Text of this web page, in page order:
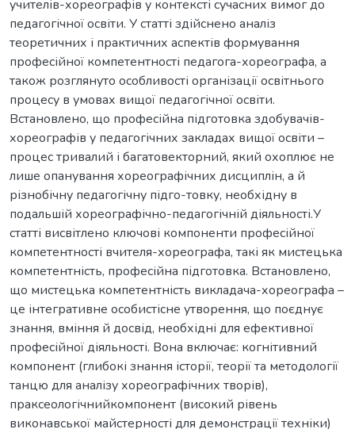
учителів-хореографів у контексті сучасних вимог до
педагогічної освіти. У статті здійснено аналіз
теоретичних і практичних аспектів формування
професійної компетентності педагога-хореографа, а
також розглянуто особливості організації освітнього
процесу в умовах вищої педагогічної освіти.
Встановлено, що професійна підготовка здобувачів-
хореографів у педагогічних закладах вищої освіти –
процес тривалий і багатовекторний, який охоплює не
лише опанування хореографічних дисциплін, а й
різнобічну педагогічну підго-товку, необхідну в
подальшій хореографічно-педагогічній діяльності.У
статті висвітлено ключові компоненти професійної
компетентності вчителя-хореографа, такі як мистецька
компетентність, професійна підготовка. Встановлено,
що мистецька компетентність викладача-хореографа –
це інтегративне особистісне утворення, що поєднує
знання, вміння й досвід, необхідні для ефективної
професійної діяльності. Вона включає: когнітивний
компонент (глибокі знання історії, теорії та методології
танцю для аналізу хореографічних творів),
праксеологічнийкомпонент (високий рівень
виконавської майстерності для демонстрації техніки)